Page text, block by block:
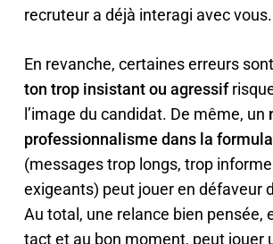
recruteur a déjà interagi avec vous.
En revanche, certaines erreurs
ton trop insistant ou agressif
l’image du candidat. De même, un
professionnalisme dans la
(messages trop longs, trop
exigeants) peut jouer en défaveur
Au total, une relance bien pensée,
tact et au bon moment, peut jouer